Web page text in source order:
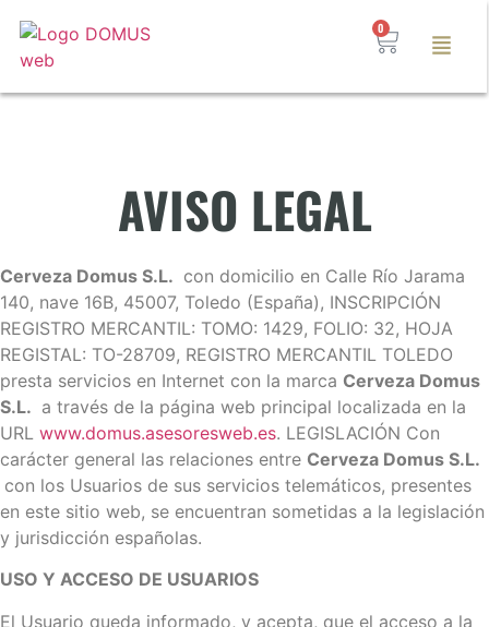
0
AVISO LEGAL
Cerveza Domus S.L. con domicilio en Calle Río Jarama
140, nave 16B, 45007, Toledo (España), INSCRIPCIÓN
REGISTRO MERCANTIL: TOMO: 1429, FOLIO: 32, HOJA
REGISTAL: TO-28709, REGISTRO MERCANTIL TOLEDO
presta servicios en Internet con la marca Cerveza Domus
S.L. a través de la página web principal localizada en la
URL www.domus.asesoresweb.es. LEGISLACIÓN Con
carácter general las relaciones entre Cerveza Domus S.L.
con los Usuarios de sus servicios telemáticos, presentes
en este sitio web, se encuentran sometidas a la legislación
y jurisdicción españolas.
USO Y ACCESO DE USUARIOS
El Usuario queda informado, y acepta, que el acceso a la